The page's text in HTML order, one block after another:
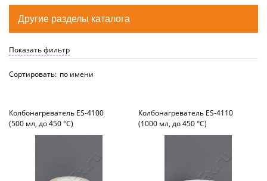
Другие разделы каталога
Показать фильтр
Сортировать: по имени
Колбонагреватель ES-4100
(500 мл, до 450 °С)
Колбонагреватель ES-4110
(1000 мл, до 450 °С)